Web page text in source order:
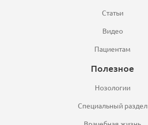
Статьи
Видео
Пациентам
Полезное
Нозологии
Специальный раздел